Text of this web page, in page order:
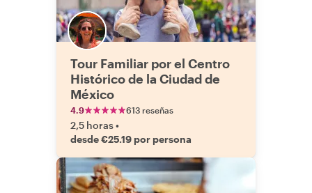
Tour Familiar por el Centro
Histórico de la Ciudad de
México
4.9 613 reseñas
2,5 horas•
desde €25.19 por persona